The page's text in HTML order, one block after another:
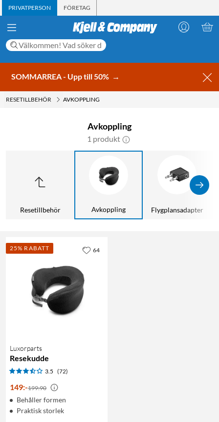
PRIVATPERSON FÖRETAG
SOMMARREA - Upp till 50% →
RESETILLBEHÖR AVKOPPLING
Avkoppling
1 produkt
Resetillbehör Avkoppling Flygplansadapter
25% RABATT
Luxorparts
Resekudde
3.5 (72)
149:-199:90
Behåller formen
Praktisk storlek
64